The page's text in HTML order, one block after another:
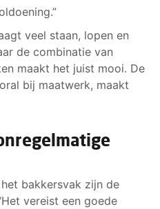
veel staan, lopen en
de combinatie van
maakt het juist mooi. De
bij maatwerk, maakt
bakkersvak zijn de
vereist een goede